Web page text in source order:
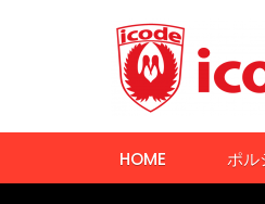
HOME ポル